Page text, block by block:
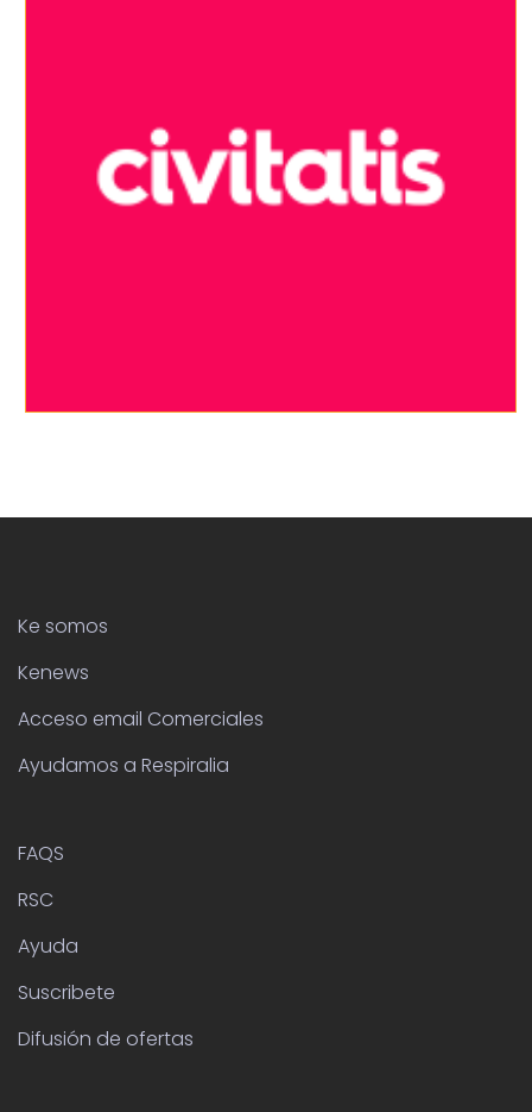
Ke somos
Kenews
Acceso email Comerciales
Ayudamos a Respiralia
FAQS
RSC
Ayuda
Suscribete
Difusión de ofertas